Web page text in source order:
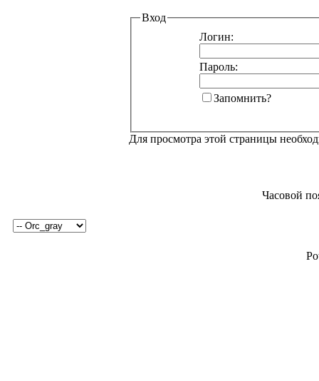
Вход
Логин:
Пароль:
Запомнить?
Для просмотра этой страницы
Часовой